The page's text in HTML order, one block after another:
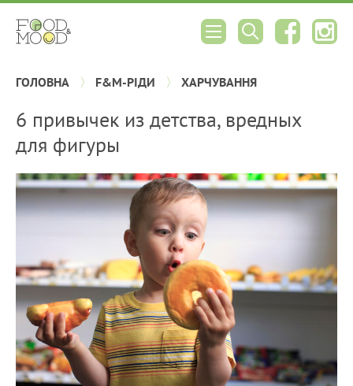
ГОЛОВНА F&M-РІДИ ХАРЧУВАННЯ
6 привычек из детства, вредных
для фигуры